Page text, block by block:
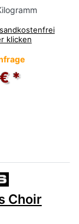
klicken
*
Choir